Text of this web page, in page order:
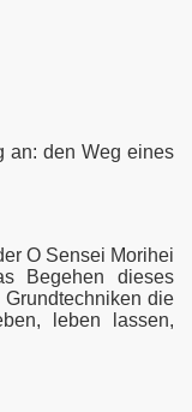
an: den Weg eines
O Sensei Morihei
Begehen dieses
die
leben lassen,